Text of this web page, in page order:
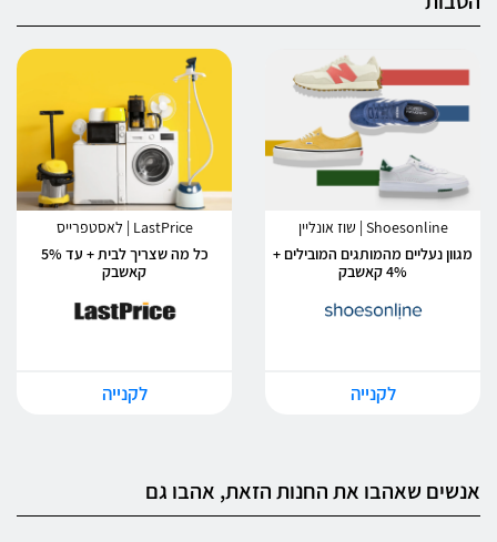
Shoesonline | שוז אונליין
מגוון נעליים מהמותגים המובילים +
4% קאשבק
לקנייה
LastPrice | לאסטפרייס
כל מה שצריך לבית + עד 5%
קאשבק
לקנייה
אנשים שאהבו את החנות הזאת, אהבו גם